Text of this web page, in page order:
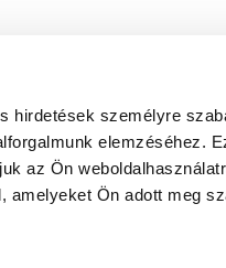
hirdetések személyre
elemzéséhez.
az Ön
amelyeket Ön adott meg